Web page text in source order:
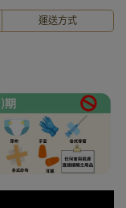
運送方式